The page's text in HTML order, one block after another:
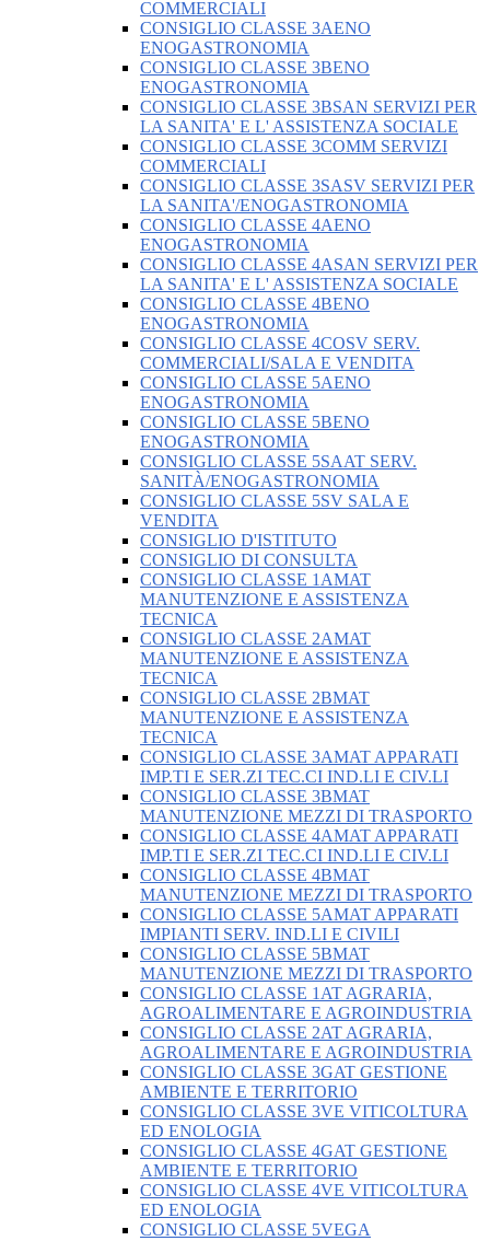
COMMERCIALI
CONSIGLIO CLASSE 3AENO
ENOGASTRONOMIA
CONSIGLIO CLASSE 3BENO
ENOGASTRONOMIA
CONSIGLIO CLASSE 3BSAN SERVIZI PER
LA SANITA' E L' ASSISTENZA SOCIALE
CONSIGLIO CLASSE 3COMM SERVIZI
COMMERCIALI
CONSIGLIO CLASSE 3SASV SERVIZI PER
LA SANITA'/ENOGASTRONOMIA
CONSIGLIO CLASSE 4AENO
ENOGASTRONOMIA
CONSIGLIO CLASSE 4ASAN SERVIZI PER
LA SANITA' E L' ASSISTENZA SOCIALE
CONSIGLIO CLASSE 4BENO
ENOGASTRONOMIA
CONSIGLIO CLASSE 4COSV SERV.
COMMERCIALI/SALA E VENDITA
CONSIGLIO CLASSE 5AENO
ENOGASTRONOMIA
CONSIGLIO CLASSE 5BENO
ENOGASTRONOMIA
CONSIGLIO CLASSE 5SAAT SERV.
SANITÀ/ENOGASTRONOMIA
CONSIGLIO CLASSE 5SV SALA E
VENDITA
CONSIGLIO D'ISTITUTO
CONSIGLIO DI CONSULTA
CONSIGLIO CLASSE 1AMAT
MANUTENZIONE E ASSISTENZA
TECNICA
CONSIGLIO CLASSE 2AMAT
MANUTENZIONE E ASSISTENZA
TECNICA
CONSIGLIO CLASSE 2BMAT
MANUTENZIONE E ASSISTENZA
TECNICA
CONSIGLIO CLASSE 3AMAT APPARATI
IMP.TI E SER.ZI TEC.CI IND.LI E CIV.LI
CONSIGLIO CLASSE 3BMAT
MANUTENZIONE MEZZI DI TRASPORTO
CONSIGLIO CLASSE 4AMAT APPARATI
IMP.TI E SER.ZI TEC.CI IND.LI E CIV.LI
CONSIGLIO CLASSE 4BMAT
MANUTENZIONE MEZZI DI TRASPORTO
CONSIGLIO CLASSE 5AMAT APPARATI
IMPIANTI SERV. IND.LI E CIVILI
CONSIGLIO CLASSE 5BMAT
MANUTENZIONE MEZZI DI TRASPORTO
CONSIGLIO CLASSE 1AT AGRARIA,
AGROALIMENTARE E AGROINDUSTRIA
CONSIGLIO CLASSE 2AT AGRARIA,
AGROALIMENTARE E AGROINDUSTRIA
CONSIGLIO CLASSE 3GAT GESTIONE
AMBIENTE E TERRITORIO
CONSIGLIO CLASSE 3VE VITICOLTURA
ED ENOLOGIA
CONSIGLIO CLASSE 4GAT GESTIONE
AMBIENTE E TERRITORIO
CONSIGLIO CLASSE 4VE VITICOLTURA
ED ENOLOGIA
CONSIGLIO CLASSE 5VEGA